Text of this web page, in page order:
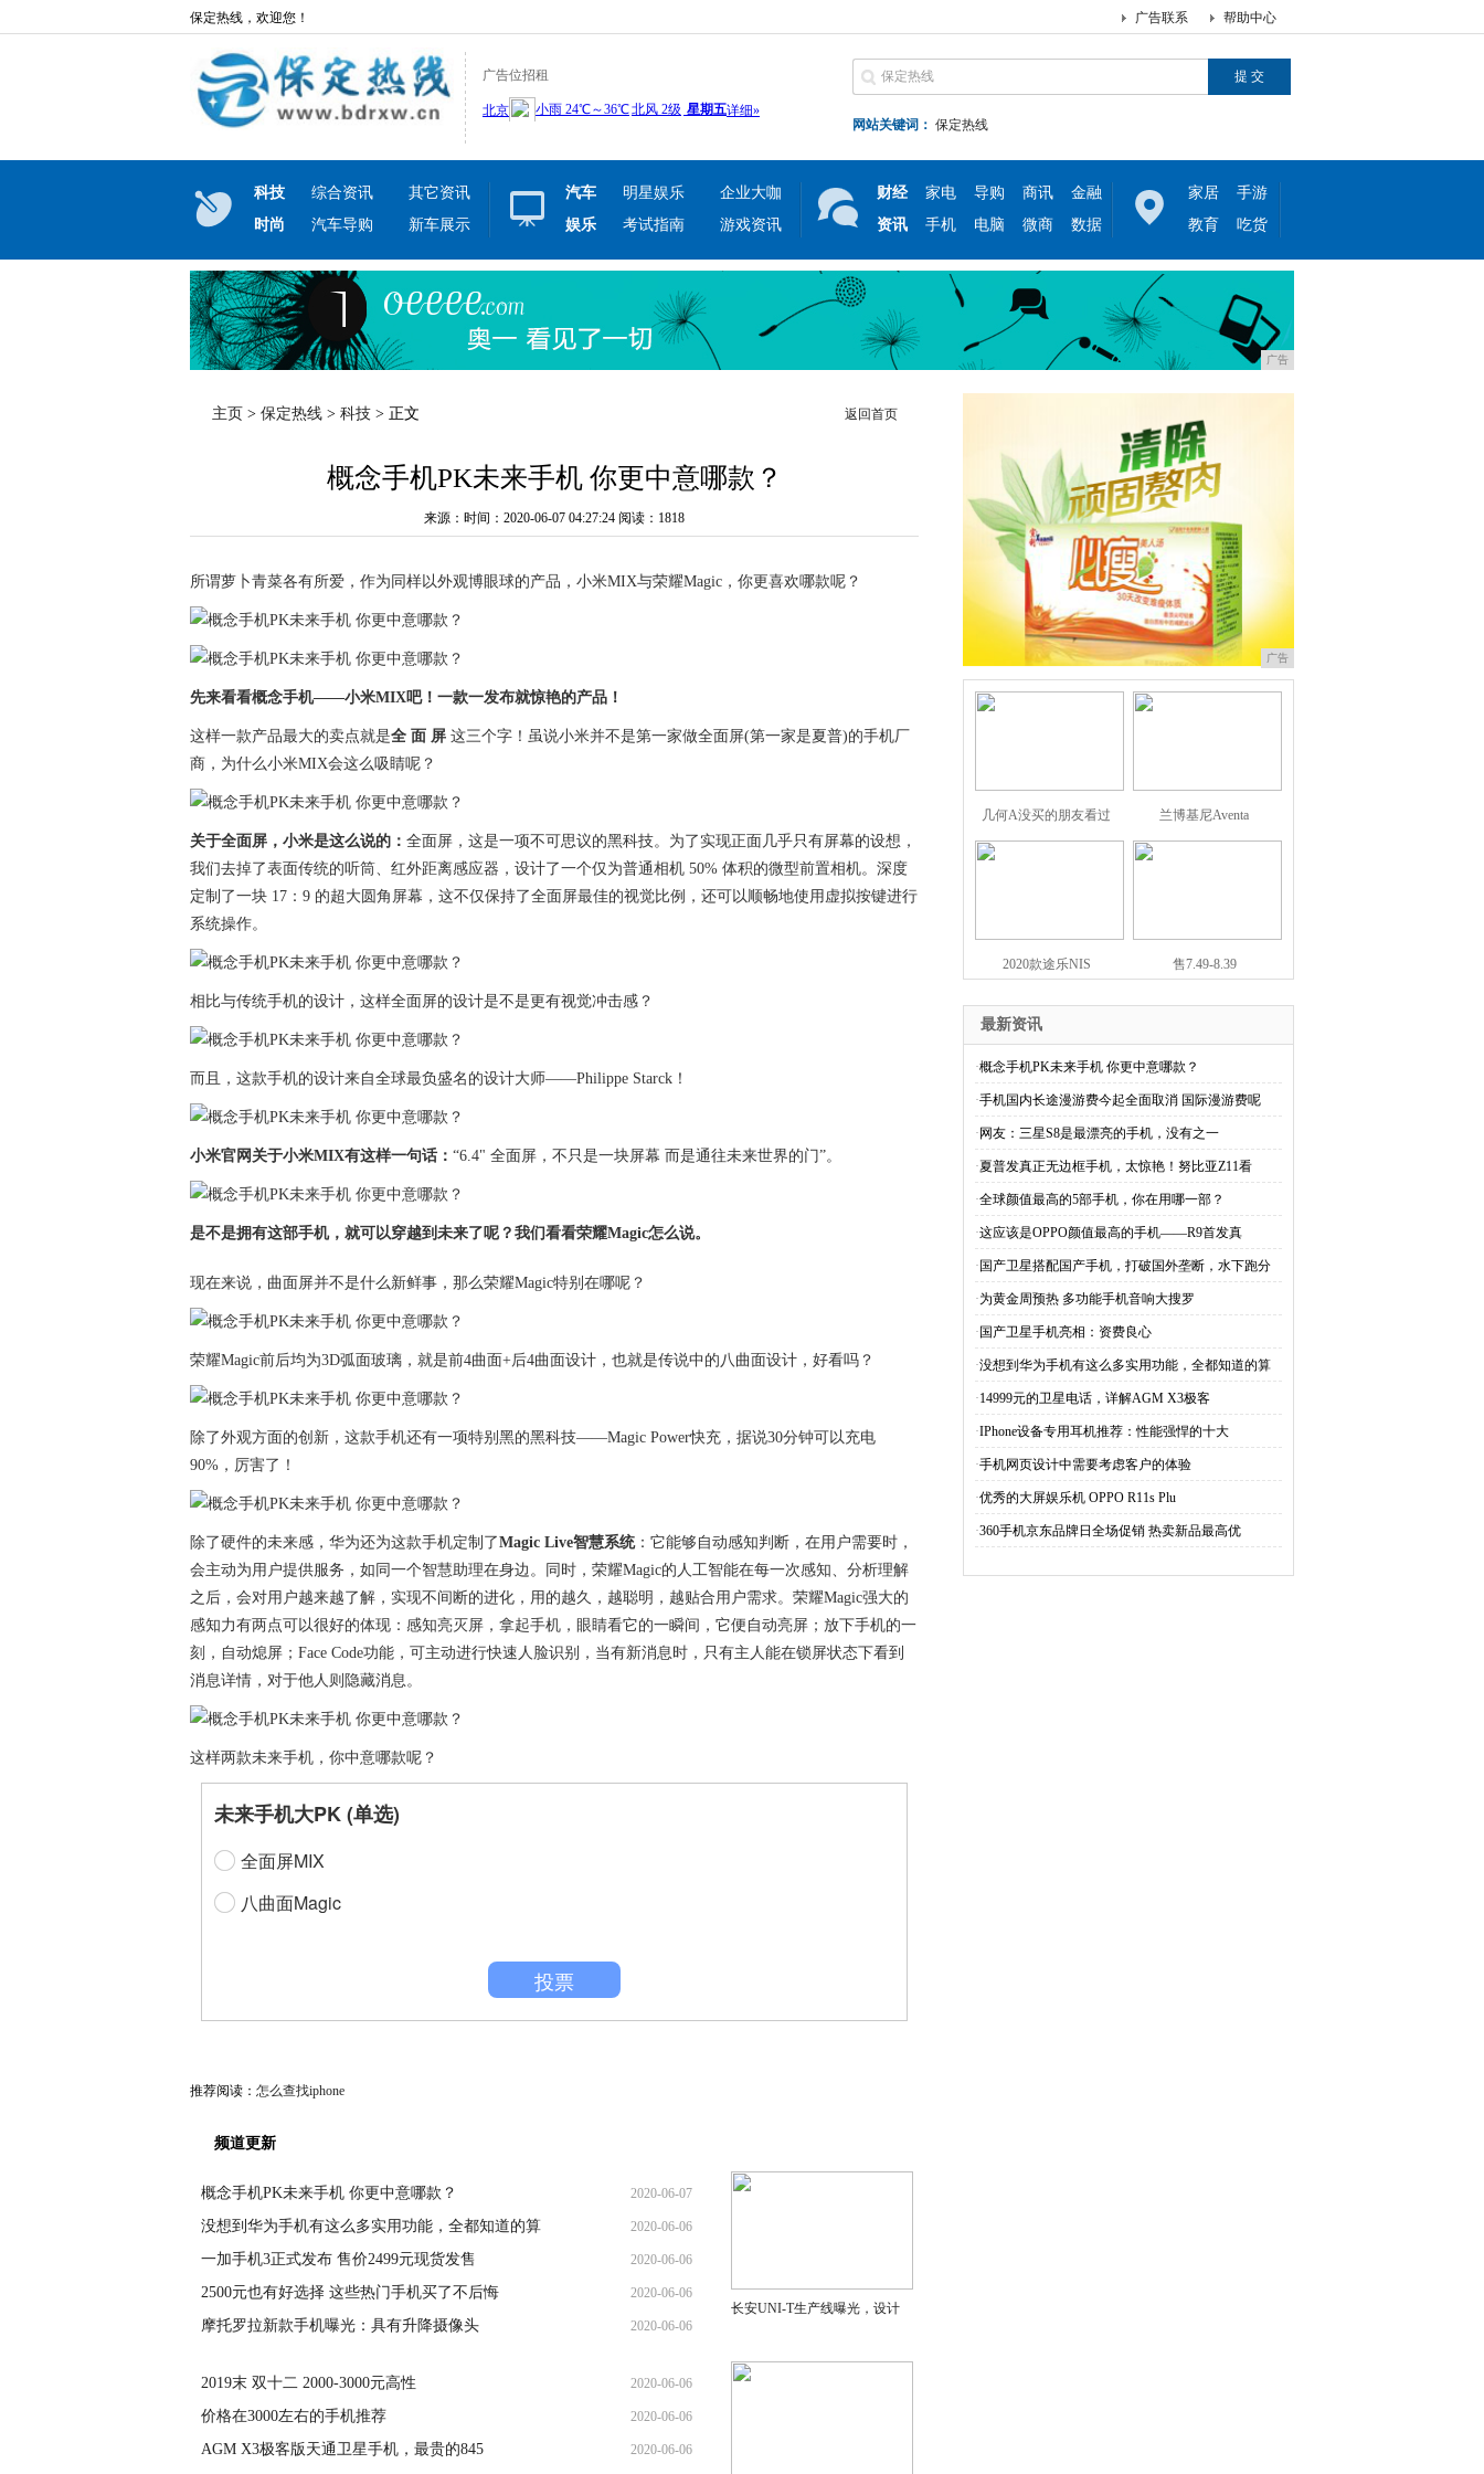
保定热线，欢迎您！ 帮助中心
广告联系
广告位招租
网站关键词： 保定热线
科技 综合资讯
其它资讯
时尚
汽车导购 新车展示
汽车 明星娱乐
企业大咖
娱乐
考试指南 游戏资讯
财经 家电 导购 商讯
金融
资讯
手机 电脑 微商 数据
家居
手游
教育
吃货
广告
主页 > 保定热线 > 科技 > 正文 返回首页
概念手机PK未来手机 你更中意哪款？
来源：时间：2020-06-07 04:27:24 阅读：1818
所谓萝卜青菜各有所爱，作为同样以外观博眼球的产品，小米MIX与荣耀Magic，你更喜欢哪款呢？
先来看看概念手机——小米MIX吧！一款一发布就惊艳的产品！
这样一款产品最大的卖点就是全 面 屏 这三个字！虽说小米并不是第一家做全面屏(第一家是夏普)的手机厂
商，为什么小米MIX会这么吸睛呢？
关于全面屏，小米是这么说的： 全面屏，这是一项不可思议的黑科技。为了实现正面几乎只有屏幕的设想，
我们去掉了表面传统的听筒、红外距离感应器，设计了一个仅为普通相机 50% 体积的微型前置相机。深度
定制了一块 17：9 的超大圆角屏幕，这不仅保持了全面屏最佳的视觉比例，还可以顺畅地使用虚拟按键进行
系统操作。
相比与传统手机的设计，这样全面屏的设计是不是更有视觉冲击感？
而且，这款手机的设计来自全球最负盛名的设计大师——Philippe Starck！
小米官网关于小米MIX有这样一句话： “6.4" 全面屏，不只是一块屏幕 而是通往未来世界的门”。
是不是拥有这部手机，就可以穿越到未来了呢？我们看看荣耀Magic怎么说。
现在来说，曲面屏并不是什么新鲜事，那么荣耀Magic特别在哪呢？
荣耀Magic前后均为3D弧面玻璃，就是前4曲面+后4曲面设计，也就是传说中的八曲面设计，好看吗？
除了外观方面的创新，这款手机还有一项特别黑的黑科技——Magic Power快充 ，据说30分钟可以充电
90%，厉害了！
除了硬件的未来感，华为还为这款手机定制了Magic Live智慧系统：它能够自动感知判断，在用户需要时，
会主动为用户提供服务，如同一个智慧助理在身边。同时，荣耀Magic的人工智能在每一次感知、分析理解
之后，会对用户越来越了解，实现不间断的进化，用的越久，越聪明，越贴合用户需求。荣耀Magic强大的
感知力有两点可以很好的体现：感知亮灭屏，拿起手机，眼睛看它的一瞬间，它便自动亮屏；放下手机的一
刻，自动熄屏；Face Code功能，可主动进行快速人脸识别，当有新消息时，只有主人能在锁屏状态下看到
消息详情，对于他人则隐藏消息。
这样两款未来手机，你中意哪款呢？
未来手机大PK (单选)
全面屏MIX
八曲面Magic
投票
推荐阅读： 怎么查找iphone
频道更新
概念手机PK未来手机 你更中意哪款？ 2020-06-07
没想到华为手机有这么多实用功能，全都知道的算 2020-06-06
一加手机3正式发布 售价2499元现货发售 2020-06-06
2500元也有好选择 这些热门手机买了不后悔 2020-06-06
摩托罗拉新款手机曝光：具有升降摄像头 2020-06-06
2019末 双十二 2000-3000元高性 2020-06-06
价格在3000左右的手机推荐 2020-06-06
AGM X3极客版天通卫星手机，最贵的845 2020-06-06
长安UNI-T生产线曝光，设计
广告
几何A没买的朋友看过 兰博基尼Aventa
2020款途乐NIS 售7.49-8.39
最新资讯
·概念手机PK未来手机 你更中意哪款？
·手机国内长途漫游费今起全面取消 国际漫游费呢
· 网友：三星S8是最漂亮的手机，没有之一
·夏普发真正无边框手机，太惊艳！努比亚Z11看
·全球颜值最高的5部手机，你在用哪一部？
·这应该是OPPO颜值最高的手机——R9首发真
· 国产卫星搭配国产手机，打破国外垄断，水下跑分
·为黄金周预热 多功能手机音响大搜罗
· 国产卫星手机亮相：资费良心
·没想到华为手机有这么多实用功能，全都知道的算
·14999元的卫星电话，详解AGM X3极客
·IPhone设备专用耳机推荐：性能强悍的十大
·手机网页设计中需要考虑客户的体验
·优秀的大屏娱乐机 OPPO R11s Plu
·360手机京东品牌日全场促销 热卖新品最高优